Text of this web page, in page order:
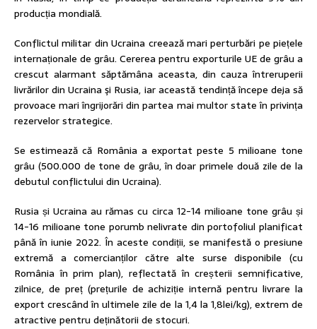
producția mondială.
Conflictul militar din Ucraina creează mari perturbări pe piețele
internaționale de grâu. Cererea pentru exporturile UE de grâu a
crescut alarmant săptămâna aceasta, din cauza întreruperii
livrărilor din Ucraina şi Rusia, iar această tendință începe deja să
provoace mari îngrijorări din partea mai multor state în privința
rezervelor strategice.
Se estimează că România a exportat peste 5 milioane tone
grâu (500.000 de tone de grâu, în doar primele două zile de la
debutul conflictului din Ucraina).
Rusia și Ucraina au rămas cu circa 12-14 milioane tone grâu și
14-16 milioane tone porumb nelivrate din portofoliul planificat
până în iunie 2022. În aceste condiții, se manifestă o presiune
extremă a comercianților către alte surse disponibile (cu
România în prim plan), reflectată în creșterii semnificative,
zilnice, de preț (prețurile de achiziție internă pentru livrare la
export crescând în ultimele zile de la 1,4 la 1,8lei/kg), extrem de
atractive pentru deținătorii de stocuri.